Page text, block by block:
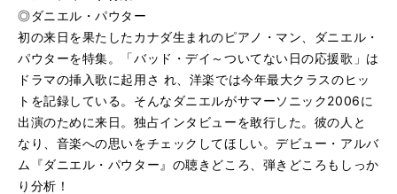
◎ダニエル・パウター
初の来日を果たしたカナダ生まれのピアノ・マン、ダニエル・
パウターを特集。「バッド・デイ～ついてない日の応援歌」は
ドラマの挿入歌に起用さ れ、洋楽では今年最大クラスのヒッ
トを記録している。そんなダニエルがサマーソニック2006に
出演のために来日。独占インタビューを敢行した。彼の人と
なり、音楽への思いをチェックしてほしい。デビュー・アルバ
ム『ダニエル・パウター』の聴きどころ、弾きどころもしっか
り分析！